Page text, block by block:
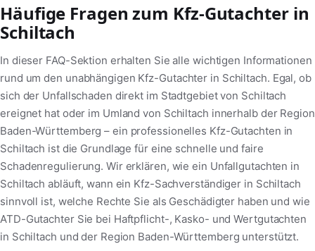
Häufige Fragen zum Kfz-Gutachter in
Schiltach
In dieser FAQ-Sektion erhalten Sie alle wichtigen Informationen
rund um den unabhängigen Kfz-Gutachter in Schiltach. Egal, ob
sich der Unfallschaden direkt im Stadtgebiet von Schiltach
ereignet hat oder im Umland von Schiltach innerhalb der Region
Baden-Württemberg – ein professionelles Kfz-Gutachten in
Schiltach ist die Grundlage für eine schnelle und faire
Schadenregulierung. Wir erklären, wie ein Unfallgutachten in
Schiltach abläuft, wann ein Kfz-Sachverständiger in Schiltach
sinnvoll ist, welche Rechte Sie als Geschädigter haben und wie
ATD-Gutachter Sie bei Haftpflicht-, Kasko- und Wertgutachten
in Schiltach und der Region Baden-Württemberg unterstützt.